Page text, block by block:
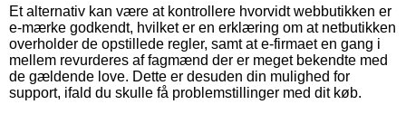
Et alternativ kan være at kontrollere hvorvidt webbutikken er
e-mærke godkendt, hvilket er en erklæring om at netbutikken
overholder de opstillede regler, samt at e-firmaet en gang i
mellem revurderes af fagmænd der er meget bekendte med
de gældende love. Dette er desuden din mulighed for
support, ifald du skulle få problemstillinger med dit køb.